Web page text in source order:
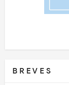
B R E V E S